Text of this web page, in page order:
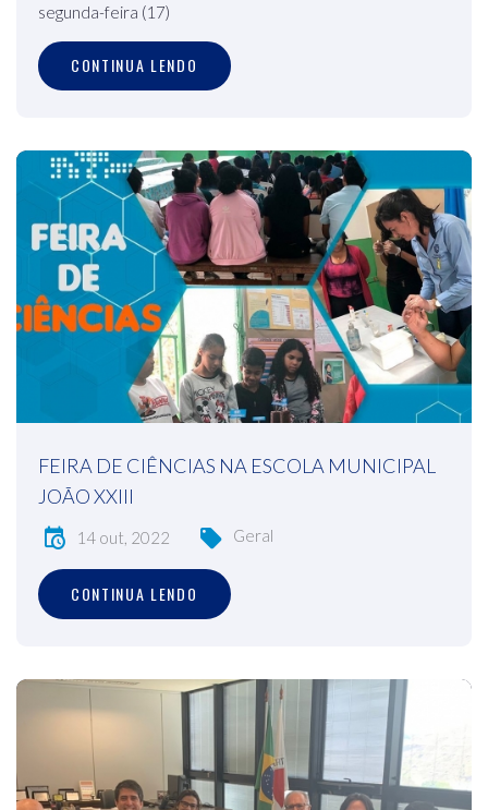
segunda-feira (17)
CONTINUA LENDO
FEIRA DE CIÊNCIAS NA ESCOLA MUNICIPAL
JOÃO XXIII
14 out, 2022 Geral
CONTINUA LENDO